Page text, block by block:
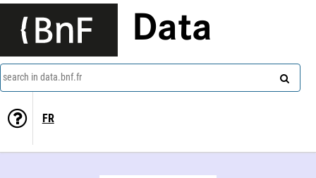
Data
search in data.bnf.fr
FR